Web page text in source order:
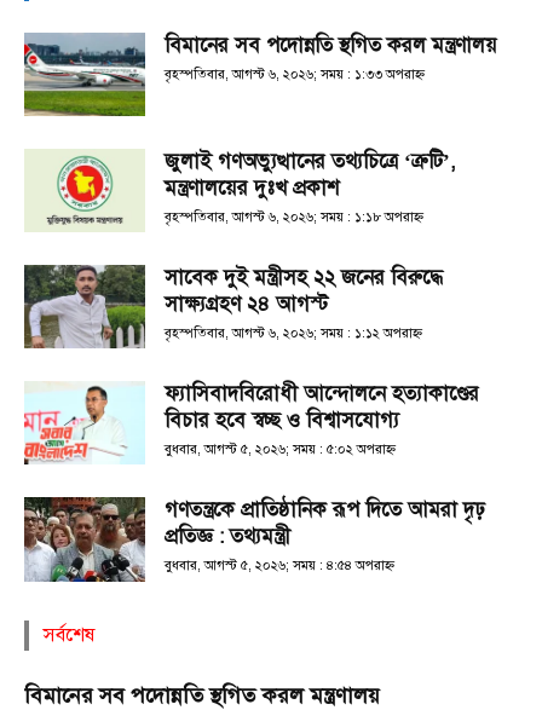
বিমানের সব পদোন্নতি স্থগিত করল মন্ত্রণালয়
বৃহস্পতিবার, আগস্ট ৬, ২০২৬; সময় : ১:৩৩ অপরাহ্ণ
জুলাই গণঅভ্যুত্থানের তথ্যচিত্রে ‘ত্রুটি’,
মন্ত্রণালয়ের দুঃখ প্রকাশ
বৃহস্পতিবার, আগস্ট ৬, ২০২৬; সময় : ১:১৮ অপরাহ্ণ
সাবেক দুই মন্ত্রীসহ ২২ জনের বিরুদ্ধে
সাক্ষ্যগ্রহণ ২৪ আগস্ট
বৃহস্পতিবার, আগস্ট ৬, ২০২৬; সময় : ১:১২ অপরাহ্ণ
ফ্যাসিবাদবিরোধী আন্দোলনে হত্যাকাণ্ডের
বিচার হবে স্বচ্ছ ও বিশ্বাসযোগ্য
বুধবার, আগস্ট ৫, ২০২৬; সময় : ৫:০২ অপরাহ্ণ
গণতন্ত্রকে প্রাতিষ্ঠানিক রূপ দিতে আমরা দৃঢ়
প্রতিজ্ঞ : তথ্যমন্ত্রী
বুধবার, আগস্ট ৫, ২০২৬; সময় : ৪:৫৪ অপরাহ্ণ
সর্বশেষ
বিমানের সব পদোন্নতি স্থগিত করল মন্ত্রণালয়